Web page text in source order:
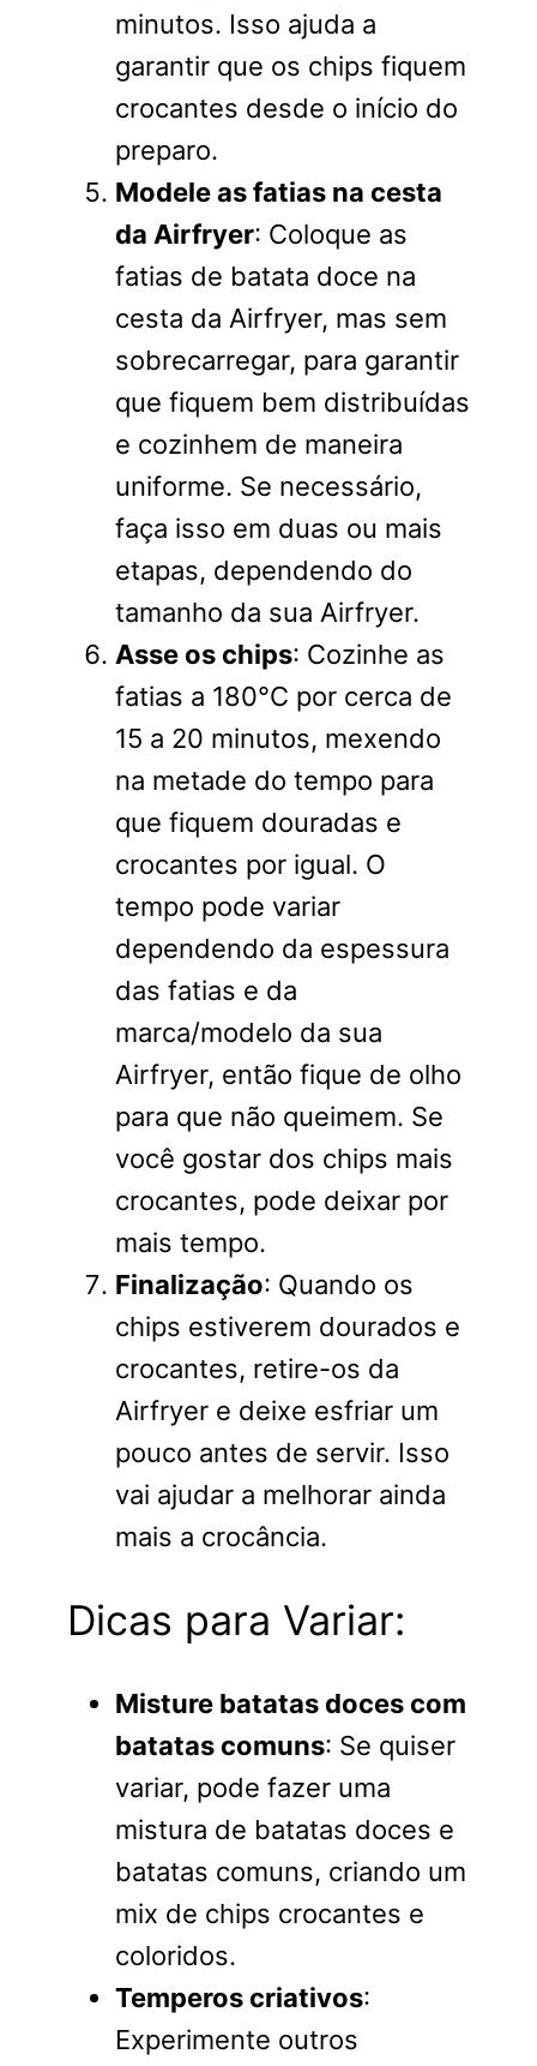
minutos. Isso ajuda a
garantir que os chips fiquem
crocantes desde o início do
preparo.
Modele as fatias na cesta
da Airfryer: Coloque as
fatias de batata doce na
cesta da Airfryer, mas sem
sobrecarregar, para garantir
que fiquem bem distribuídas
e cozinhem de maneira
uniforme. Se necessário,
faça isso em duas ou mais
etapas, dependendo do
tamanho da sua Airfryer.
Asse os chips: Cozinhe as
fatias a 180°C por cerca de
15 a 20 minutos, mexendo
na metade do tempo para
que fiquem douradas e
crocantes por igual. O
tempo pode variar
dependendo da espessura
das fatias e da
marca/modelo da sua
Airfryer, então fique de olho
para que não queimem. Se
você gostar dos chips mais
crocantes, pode deixar por
mais tempo.
Finalização: Quando os
chips estiverem dourados e
crocantes, retire-os da
Airfryer e deixe esfriar um
pouco antes de servir. Isso
vai ajudar a melhorar ainda
mais a crocância.
Dicas para Variar:
Misture batatas doces com
batatas comuns: Se quiser
variar, pode fazer uma
mistura de batatas doces e
batatas comuns, criando um
mix de chips crocantes e
coloridos.
Temperos criativos:
Experimente outros